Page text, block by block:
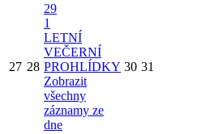
27 28
29
1
LETNÍ
VEČERNÍ
PROHLÍDKY
Zobrazit
všechny
záznamy ze
dne
30 31